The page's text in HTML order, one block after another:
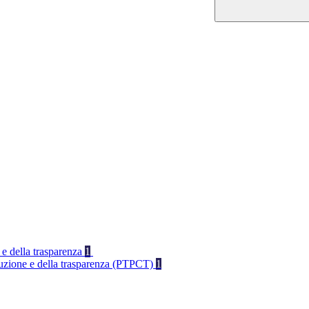
della trasparenza 1
e della trasparenza (PTPCT) 1